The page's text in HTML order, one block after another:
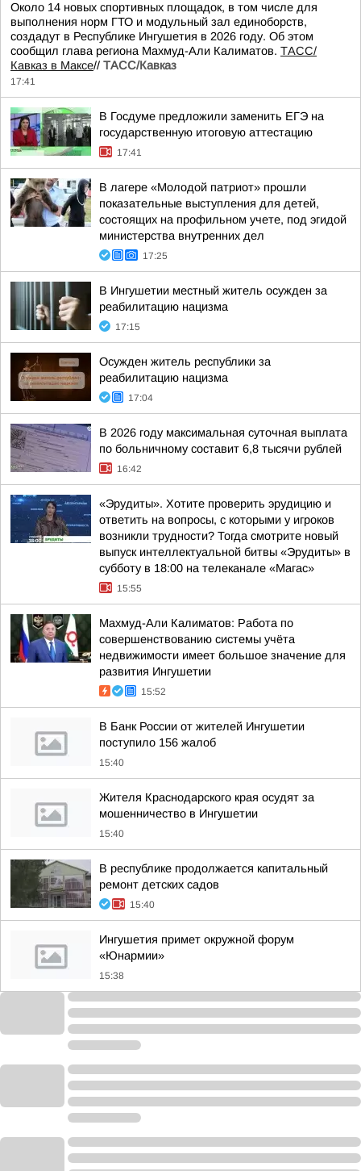
Около 14 новых спортивных площадок, в том числе для
выполнения норм ГТО и модульный зал единоборств,
создадут в Республике Ингушетия в 2026 году. Об этом
сообщил глава региона Махмуд-Али Калиматов. ТАСС/
Кавказ в Максе// ТАСС/Кавказ
17:41
В Госдуме предложили заменить ЕГЭ на
государственную итоговую аттестацию
17:41
В лагере «Молодой патриот» прошли
показательные выступления для детей,
состоящих на профильном учете, под эгидой
министерства внутренних дел
17:25
В Ингушетии местный житель осужден за
реабилитацию нацизма
17:15
Осужден житель республики за
реабилитацию нацизма
17:04
В 2026 году максимальная суточная выплата
по больничному составит 6,8 тысячи рублей
16:42
«Эрудиты». Хотите проверить эрудицию и
ответить на вопросы, с которыми у игроков
возникли трудности? Тогда смотрите новый
выпуск интеллектуальной битвы «Эрудиты» в
субботу в 18:00 на телеканале «Магас»
15:55
Махмуд-Али Калиматов: Работа по
совершенствованию системы учёта
недвижимости имеет большое значение для
развития Ингушетии
15:52
В Банк России от жителей Ингушетии
поступило 156 жалоб
15:40
Жителя Краснодарского края осудят за
мошенничество в Ингушетии
15:40
В республике продолжается капитальный
ремонт детских садов
15:40
Ингушетия примет окружной форум
«Юнармии»
15:38